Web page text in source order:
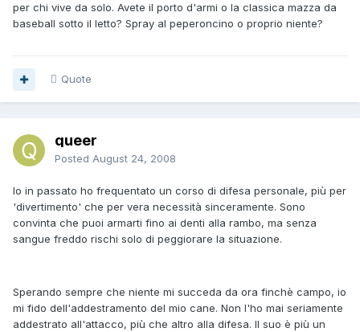
per chi vive da solo. Avete il porto d'armi o la classica mazza da
baseball sotto il letto? Spray al peperoncino o proprio niente?
Quote
queer
Posted August 24, 2008
Io in passato ho frequentato un corso di difesa personale, più per
'divertimento' che per vera necessità sinceramente. Sono
convinta che puoi armarti fino ai denti alla rambo, ma senza
sangue freddo rischi solo di peggiorare la situazione.
Sperando sempre che niente mi succeda da ora finchè campo, io
mi fido dell'addestramento del mio cane. Non l'ho mai seriamente
addestrato all'attacco, più che altro alla difesa. Il suo è più un